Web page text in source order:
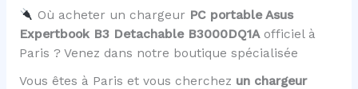
Où acheter un chargeur PC portable Asus
Expertbook B3 Detachable B3000DQ1Aofficiel à
Paris ? Venez dans notre boutique spécialisée
Vous êtes à Paris et vous cherchez un chargeur